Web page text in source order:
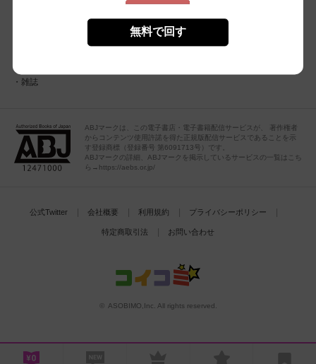
無料で回す
雑誌
ポイントチャージ
ポイント履歴
ABJマークは、この電子書店・電子書籍配信サービスが、 著作権者
からコンテンツ使用許諾を得た正規版配信サービスであることを示
す登録商標（登録番号 第6091713号）です。
ABJマークの詳細、ABJマークを掲示しているサービスの一覧はこち
ら→https://aebs.or.jp/
公式Twitter 会社概要 利用規約 プライバシーポリシー
特定商取引法 お問い合わせ
© ASOBIMO,Inc. All rights reserved.